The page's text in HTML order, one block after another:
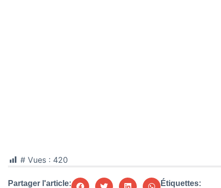
# Vues : 420
Partager l'article: Étiquettes: